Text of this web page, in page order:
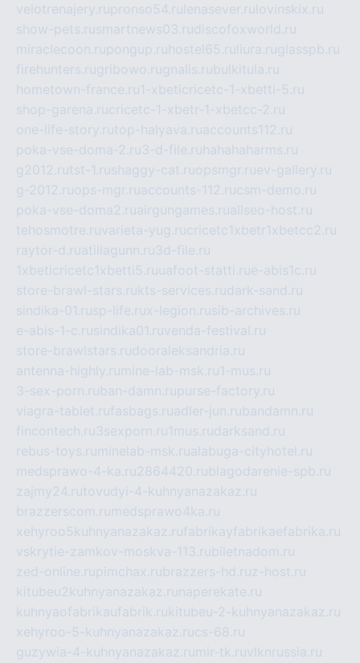
velotrenajery.rupronso54.ru lenasever.ru lovinskix.ru
show-pets.rusmartnews03.rudiscofoxworld.ru
miraclecoon.rupongup.ru hostel65.ru liura.ruglasspb.ru
firehunters.rugribowo.rugnalis.rubulkitula.ru
hometown-france.ru1-xbeticricetc-1-xbetti-5.ru
shop-garena.rucricetc-1-xbetr-1-xbetcc-2.ru
one-life-story.rutop-halyava.ruaccounts112.ru
poka-vse-doma-2.ru3-d-file.ru hahahaharms.ru
g2012.rutst-1.rushaggy-cat.ruopsmgr.ruev-gallery.ru
g-2012.ruops-mgr.ruaccounts-112.rucsm-demo.ru
poka-vse-doma2.ruairgungames.ruallseo-host.ru
tehosmotre.ruvarieta-yug.rucricetc1xbetr1xbetcc2.ru
raytor-d.ruatillagunn.ru3d-file.ru
1xbeticricetc1xbetti5.ruuafoot-statti.rue-abis1c.ru
store-brawl-stars.rukts-services.rudark-sand.ru
sindika-01.rusp-life.rux-legion.rusib-archives.ru
e-abis-1-c.rusindika01.ruvenda-festival.ru
store-brawlstars.rudooraleksandria.ru
antenna-highly.ru mine-lab-msk.ru1-mus.ru
3-sex-porn.ruban-damn.rupurse-factory.ru
viagra-tablet.rufasbags.ruadler-jun.rubandamn.ru
fincontech.ru3sexporn.ru1mus.rudarksand.ru
rebus-toys.ru minelab-msk.rualabuga-cityhotel.ru
medsprawo-4-ka.ru2864420.rublagodarenie-spb.ru
zajmy24.rutovudyi-4-kuhnyanazakaz.ru
brazzerscom.ru medsprawo4ka.ru
xehyroo5kuhnyanazakaz.rufabrikayfabrikaefabrika.ru
vskrytie-zamkov-moskva-113.rubiletnadom.ru
zed-online.rupimchax.rubrazzers-hd.ruz-host.ru
kitubeu2kuhnyanazakaz.ru naperekate.ru
kuhnyaofabrikaufabrik.rukitubeu-2-kuhnyanazakaz.ru
xehyroo-5-kuhnyanazakaz.rucs-68.ru
guzywia-4-kuhnyanazakaz.ru mir-tk.ruvlknrussia.ru